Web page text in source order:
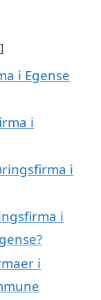
i Egense
i
i
i
i